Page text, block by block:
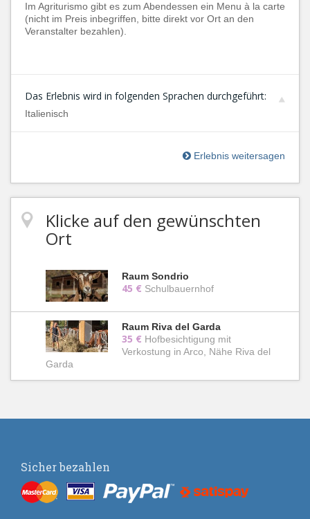
Im Agriturismo gibt es zum Abendessen ein Menu à la carte
(nicht im Preis inbegriffen, bitte direkt vor Ort an den
Veranstalter bezahlen).
Das Erlebnis wird in folgenden Sprachen durchgeführt:
Italienisch
Erlebnis weitersagen
Klicke auf den gewünschten
Ort
Raum Sondrio
45 € Schulbauernhof
Raum Riva del Garda
35 € Hofbesichtigung mit
Verkostung in Arco, Nähe Riva del
Garda
Sicher bezahlen